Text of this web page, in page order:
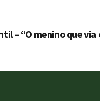
– “O menino que via